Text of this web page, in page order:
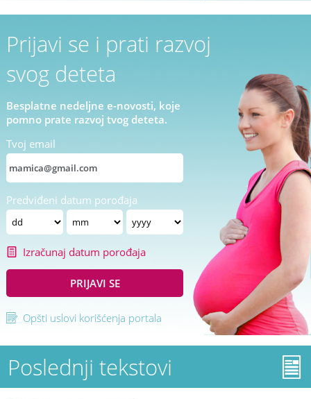
Prijavi se i prati razvoj
svog deteta
Besplatne nedeljne e-novosti, koje
pomno prate razvoj tvog deteta.
Tvoj email
Predviđeni datum porođaja
Izračunaj datum porođaja
PRIJAVI SE
Opšti uslovi korišćenja portala
Poslednji tekstovi